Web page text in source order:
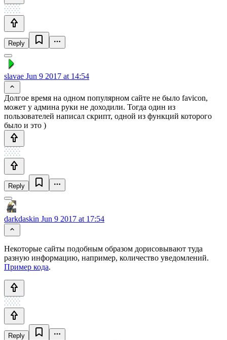
Reply
slavae Jun 9 2017 at 14:54
Долгое время на одном популярном сайте не было favicon,
может у админа руки не доходили. Тогда один из
пользователей написал скрипт, одной из функций которого
было и это )
Reply
darkdaskin Jun 9 2017 at 17:54
Некоторые сайты подобным образом дорисовывают туда
разную информацию, например, количество уведомлений.
Пример кода.
Reply